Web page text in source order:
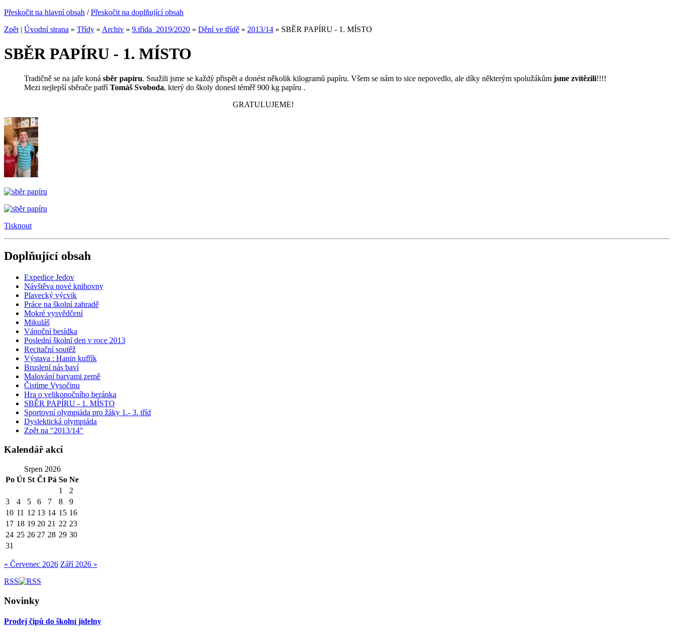
Přeskočit na hlavní obsah /Přeskočit na doplňující obsah
Zpět | Úvodní strana » Třídy » Archiv » 9.třída_2019/2020 » Dění ve třídě » 2013/14 » SBĚR PAPÍRU - 1. MÍSTO
SBĚR PAPÍRU - 1. MÍSTO
Tradičně se na jaře koná sběr papíru. Snažili jsme se každý přispět a donést několik kilogramů papíru. Všem se nám to sice nepovedlo, ale díky některým spolužákům jsme zvítězili!!!!
Mezi nejlepší sběrače patříTomáš Svoboda, který do školy donesl téměř 900 kg papíru .
GRATULUJEME!
Tisknout
Doplňující obsah
Expedice Jedov
Návštěva nové knihovny
Plavecký výcvik
Práce na školní zahradě
Mokré vysvědčení
Mikuláš
Vánoční besídka
Poslední školní den v roce 2013
Recitační soutěž
Výstava : Hanin kufřík
Bruslení nás baví
Malování barvami země
Čistíme Vysočinu
Hra o velikonočního beránka
SBĚR PAPÍRU - 1. MÍSTO
Sportovní olympiáda pro žáky 1.- 3. tříd
Dyslektická olympiáda
Zpět na "2013/14"
Kalendář akcí
Srpen 2026
Po Út St Čt Pá So Ne
1
2
3
4 5 6 7 8
9
10 11 12 13 14 15 16
17 18 19 20 21 22 23
24 25 26 27 28 29 30
31
« Červenec 2026 Září 2026 »
RSS
Novinky
Prodej čipů do školní jídelny